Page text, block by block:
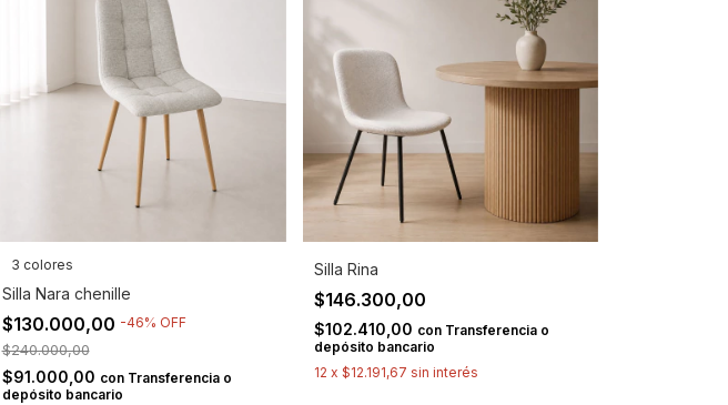
3 colores
Silla Nara chenille
$130.000,00 -46% OFF
$240.000,00
$91.000,00 con Transferencia o
depósito bancario
Silla Rina
$146.300,00
$102.410,00 con Transferencia o
depósito bancario
12 x $12.191,67 sin interés